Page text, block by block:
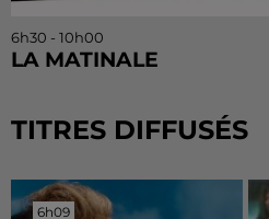
6h30 - 10h00
LA MATINALE
TITRES DIFFUSÉS
6h09
6h09